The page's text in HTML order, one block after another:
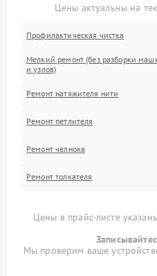
Цены актуальны на
Профилактическая чистка
Мелкий ремонт (без разборки
и узлов)
Ремонт натяжителя нити
Ремонт петлителя
Ремонт челнока
Ремонт толкателя
Цены в прайс-листе
Мы проверим ваше